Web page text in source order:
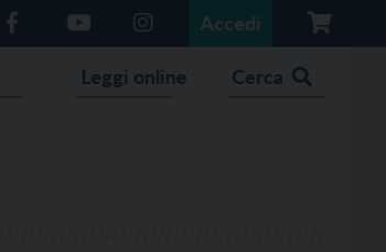
Accedi
Leggi online Cerca